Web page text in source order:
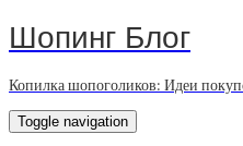
Шопинг Блог
Копилка шопоголиков: Идеи
Toggle navigation